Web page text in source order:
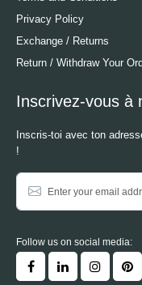
Privacy Policy
Exchange / Returns
Return / Withdraw Your
Inscrivez-vous à
Inscris-toi avec ton
!
Follow us on social media: